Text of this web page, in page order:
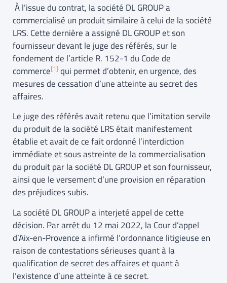
À l’issue du contrat, la société DL GROUP a
commercialisé un produit similaire à celui de la société
LRS. Cette dernière a assigné DL GROUP et son
fournisseur devant le juge des référés, sur le
fondement de l’article R. 152-1 du Code de
commerce[1] qui permet d’obtenir, en urgence, des
mesures de cessation d’une atteinte au secret des
affaires.
Le juge des référés avait retenu que l’imitation servile
du produit de la société LRS était manifestement
établie et avait de ce fait ordonné l’interdiction
immédiate et sous astreinte de la commercialisation
du produit par la société DL GROUP et son fournisseur,
ainsi que le versement d’une provision en réparation
des préjudices subis.
La société DL GROUP a interjeté appel de cette
décision. Par arrêt du 12 mai 2022, la Cour d’appel
d’Aix-en-Provence a infirmé l’ordonnance litigieuse en
raison de contestations sérieuses quant à la
qualification de secret des affaires et quant à
l’existence d’une atteinte à ce secret.